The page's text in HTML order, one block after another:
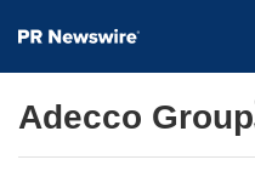
Adecco